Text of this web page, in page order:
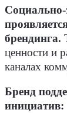
Социально-
брендинга.
ценности и
каналах
Бренд
инициатив: